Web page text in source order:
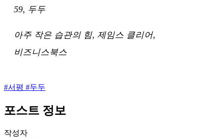
59, 두두
아주 작은 습관의 힘, 제임스 클리어,
비즈니스북스
#서평 #두두
포스트 정보
작성자